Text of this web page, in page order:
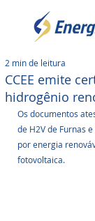
CCEE emite
hidrogênio
2 min de leitura
Os documentos
de H2V de Furnas
por energia
fotovoltaica.